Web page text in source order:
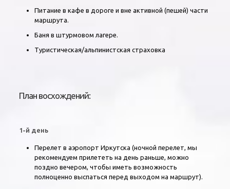
Питание в кафе в дороге и вне активной (пешей) части
маршрута.
Баня в штурмовом лагере.
Туристическая/альпинистская страховка
План восхождений:
1-й день
Перелет в аэропорт Иркутска (ночной перелет, мы
рекомендуем прилететь на день раньше, можно
поздно вечером, чтобы иметь возможность
полноценно выспаться перед выходом на маршрут).